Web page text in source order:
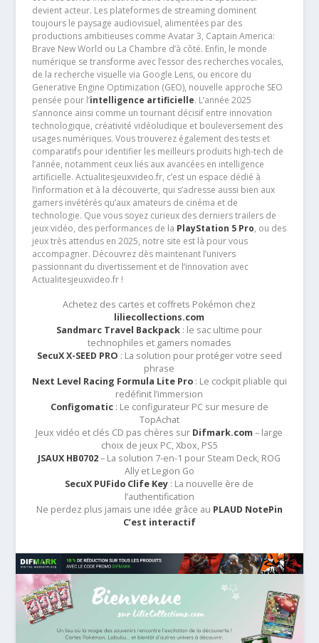
devient acteur. Les plateformes de streaming dominent
toujours le paysage audiovisuel, alimentées par des
productions ambitieuses comme Avatar 3, Captain America:
Brave New World ou La Chambre d’à côté. Enfin, le monde
numérique se transforme avec l’essor des recherches vocales,
de la recherche visuelle via Google Lens, ou encore du
Generative Engine Optimization (GEO), nouvelle approche SEO
pensée pour l’intelligence artificielle. L’année 2025
s’annonce ainsi comme un tournant décisif entre innovation
technologique, créativité vidéoludique et bouleversement des
usages numériques. Vous trouverez également des tests et
comparatifs pour identifier les meilleurs produits high-tech de
l’année, notamment ceux liés aux avancées en intelligence
artificielle. Actualitesjeuxvideo.fr, c’est un espace dédié à
l’information et à la découverte, qui s’adresse aussi bien aux
gamers invétérés qu’aux amateurs de cinéma et de
technologie. Que vous soyez curieux des derniers trailers de
jeux vidéo, des performances de la PlayStation 5 Pro, ou des
jeux très attendus en 2025, notre site est là pour vous
accompagner. Découvrez dès maintenant l’univers
passionnant du divertissement et de l’innovation avec
Actualitesjeuxvideo.fr !
Achetez des cartes et coffrets Pokémon chez
liliecollections.com
Sandmarc Travel Backpack : le sac ultime pour
technophiles et gamers nomades
SecuX X-SEED PRO : La solution pour protéger votre seed
phrase
Next Level Racing Formula Lite Pro: Le cockpit pliable qui
redéfinit l’immersion
Configomatic: Le configurateur PC sur mesure de
TopAchat
Jeux vidéo et clés CD pas chères sur Difmark.com – large
choix de jeux PC, Xbox, PS5
JSAUX HB0702– La solution 7-en-1 pour Steam Deck, ROG
Ally et Legion Go
SecuX PUFido Clife Key : La nouvelle ère de
l’authentification
Ne perdez plus jamais une idée grâce au PLAUD NotePin
C’est interactif